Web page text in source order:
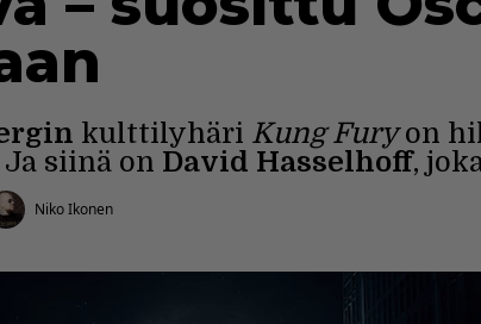
kulttilyhäri Kung Furyon
siinä on David Hasselhoff,
Niko Ikonen